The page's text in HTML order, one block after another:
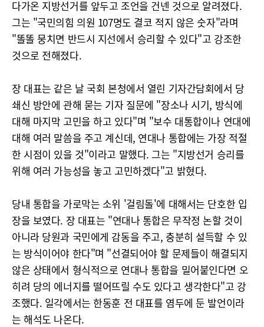
다가온 지방선거를 앞두고 조언을 건넨 것으로 알려졌다.
그는 "국민의힘 의원 107명도 결코 적지 않은 숫자"라며
"똘똘 뭉치면 반드시 지선에서 승리할 수 있다"고 강조한
것으로 전해졌다.
장 대표는 같은 날 국회 본청에서 열린 기자간담회에서 당
쇄신 방안에 관해 묻는 기자 질문에 "장소나 시기, 방식에
대해 마지막 고민을 하고 있다"며 "보수 대통합이나 연대에
대해 여러 말씀을 주고 계신데, 연대나 통합에는 가장 적절
한 시점이 있을 것"이라고 말했다. 그는 "지방선거 승리를
위해 여러 가능성을 놓고 고민하겠다"고 밝혔다.
당내 통합을 가로막는 소위 '걸림돌'에 대해서는 단호한 입
장을 보였다. 장 대표는 "연대나 통합은 무작정 논할 것이
아니라 당원과 국민에게 감동을 주고, 충분히 설득할 수 있
는 방식이어야 한다"며 "선결되어야 할 문제들이 해결되지
않은 상태에서 형식적으로 연대나 통합을 밀어붙인다면 오
히려 당의 에너지를 떨어뜨릴 수도 있다고 생각한다"고 강
조했다. 일각에서는 한동훈 전 대표를 염두에 둔 발언이라
는 해석도 나온다.